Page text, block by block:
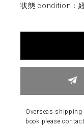
状態 condition：
Overseas
book please